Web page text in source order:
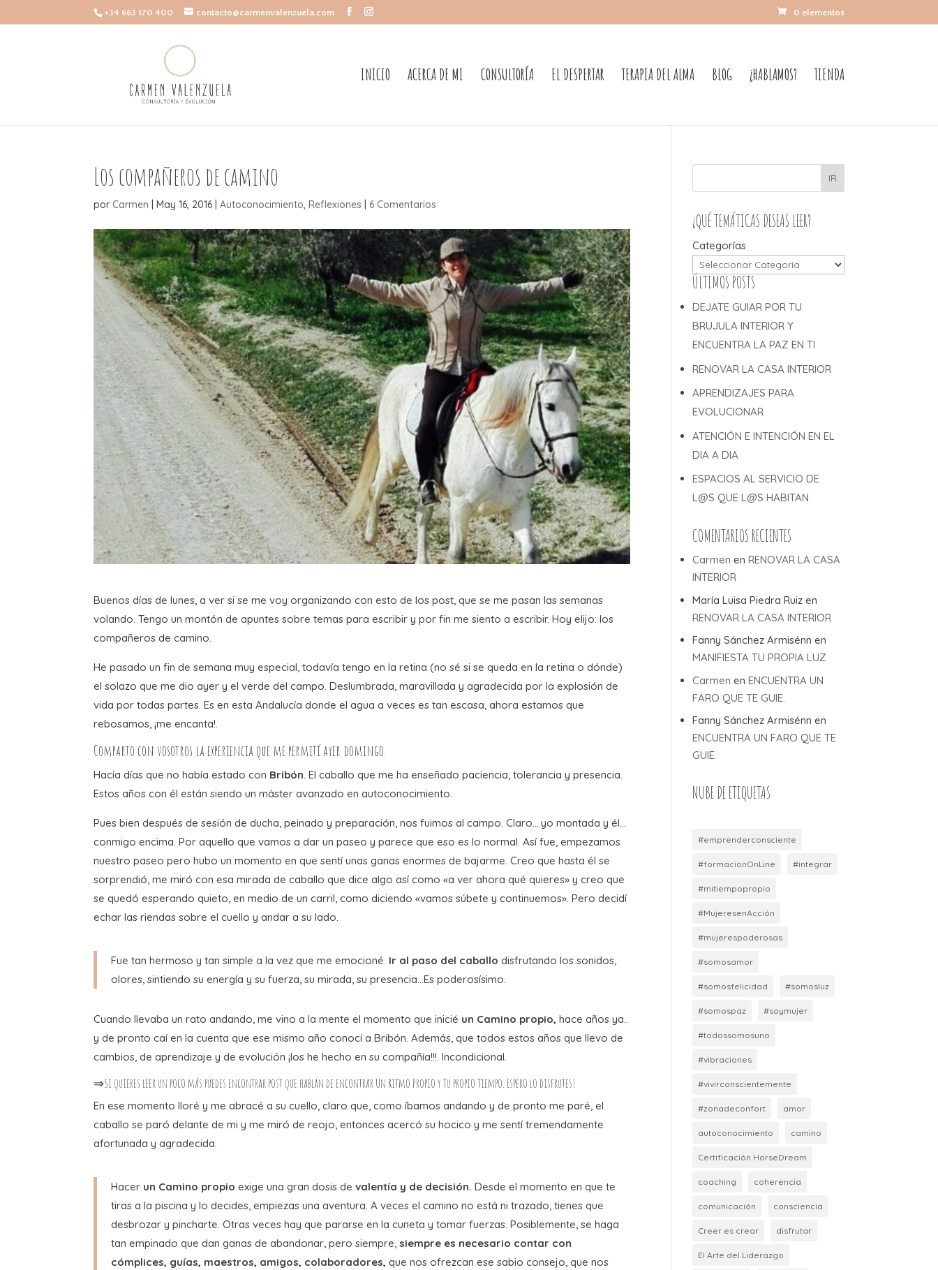
+34 663 170 400 contacto@carmenvalenzuela.com 0 elementos
INICIO ACERCA DE MI CONSULTORÍA EL DESPERTAR TERAPIA DEL ALMA BLOG ¿HABLAMOS? TIENDA
Los compañeros de camino
por Carmen |May 16, 2016 |Autoconocimiento,Reflexiones 6 Comentarios
Buenos días de lunes, a ver si se me voy organizando con esto de los post, que se me pasan las semanas
volando. Tengo un montón de apuntes sobre temas para escribir y por fin me siento a escribir. Hoy elijo: los
compañeros de camino.
He pasado un fin de semana muy especial, todavía tengo en la retina (no sé si se queda en la retina o dónde)
el solazo que me dio ayer y el verde del campo. Deslumbrada, maravillada y agradecida por la explosión de
vida por todas partes. Es en esta Andalucía donde el agua a veces es tan escasa, ahora estamos que
rebosamos, ¡me encanta!.
Comparto con vosotros la experiencia que me permití ayer domingo.
Hacía días que no había estado con Bribón. El caballo que me ha enseñado paciencia, tolerancia y presencia.
Estos años con él están siendo un máster avanzado en autoconocimiento.
Pues bien después de sesión de ducha, peinado y preparación, nos fuimos al campo. Claro….yo montada y él…
conmigo encima. Por aquello que vamos a dar un paseo y parece que eso es lo normal. Así fue, empezamos
nuestro paseo pero hubo un momento en que sentí unas ganas enormes de bajarme. Creo que hasta él se
sorprendió, me miró con esa mirada de caballo que dice algo así como «a ver ahora qué quieres» y creo que
se quedó esperando quieto, en medio de un carril, como diciendo «vamos súbete y continuemos». Pero decidí
echar las riendas sobre el cuello y andar a su lado.
Fue tan hermoso y tan simple a la vez que me emocioné. Ir al paso del caballo disfrutando los sonidos,
olores, sintiendo su energía y su fuerza, su mirada, su presencia…Es poderosísimo.
Cuando llevaba un rato andando, me vino a la mente el momento que inicié un Camino propio, hace años ya..
y de pronto caí en la cuenta que ese mismo año conocí a Bribón. Además, que todos estos años que llevo de
cambios, de aprendizaje y de evolución ¡los he hecho en su compañía!!!. Incondicional.
⇒Si quieres leer un poco más puedes encontrar post que hablan de encontrarUn Ritmo PropioyTu propio Tiempo. Espero lo disfrutes!
En ese momento lloré y me abracé a su cuello, claro que, como íbamos andando y de pronto me paré, el
caballo se paró delante de mi y me miró de reojo, entonces acercó su hocico y me sentí tremendamente
afortunada y agradecida.
Hacer un Camino propio exige una gran dosis devalentía y de decisión.Desde el momento en que te
tiras a la piscina y lo decides, empiezas una aventura. A veces el camino no está ni trazado, tienes que
desbrozar y pincharte. Otras veces hay que pararse en la cuneta y tomar fuerzas. Posiblemente, se haga
tan empinado que dan ganas de abandonar, pero siempre,siempre es necesario contar con
cómplices, guías, maestros, amigos, colaboradores, que nos ofrezcan ese sabio consejo, que nos
IR
¿QUÉ TEMÁTICAS DESEAS LEER?
Categorías
ÚLTIMOS POSTS
DEJATE GUIAR POR TU
BRUJULA INTERIOR Y
ENCUENTRA LA PAZ EN TI
RENOVAR LA CASA INTERIOR
APRENDIZAJES PARA
EVOLUCIONAR
ATENCIÓN E INTENCIÓN EN EL
DIA A DIA
ESPACIOS AL SERVICIO DE
L@S QUE L@S HABITAN
COMENTARIOS RECIENTES
Carmen enRENOVAR LA CASA
INTERIOR
María Luisa Piedra Ruiz en
RENOVAR LA CASA INTERIOR
Fanny Sánchez Armisénn en
MANIFIESTA TU PROPIA LUZ
Carmen enENCUENTRA UN
FARO QUE TE GUIE.
Fanny Sánchez Armisénn en
ENCUENTRA UN FARO QUE TE
GUIE.
NUBE DE ETIQUETAS
#emprenderconsciente
#formacionOnLine #integrar
#mitiempopropio
#MujeresenAcción
#mujerespoderosas
#somosamor
#somosfelicidad #somosluz
#somospaz #soymujer
#todossomosuno
#vibraciones
#vivirconscientemente
#zonadeconfort amor
autoconocimiento camino
Certificación HorseDream
coaching coherencia
comunicación consciencia
Creer es crear disfrutar
El Arte del Liderazgo